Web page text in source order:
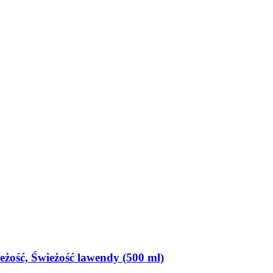
Świeżość lawendy (500 ml)